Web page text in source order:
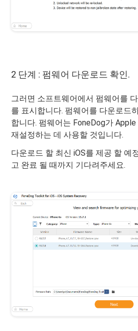
2 단계 : 펌웨어 다운로드 확인.
그러면 소프트웨어에서 펌웨어를
를 표시합니다. 펌웨어를 다운로드
합니다. 펌웨어는 FoneDog가
재설정하는 데 사용할 것입니다.
다운로드 할 최신 iOS를 제공 할 예
고 완료 될 때까지 기다려주세요.